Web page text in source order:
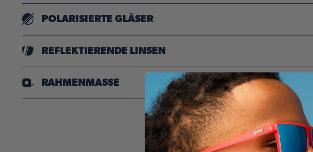
Leichte Rahmen, die auf Langlebigkeit ausgelegt sind
POLARISIERTE GLÄSER
„Reduzierte Blendung, damit Sie immer scharf und klar sehen“
REFLEKTIERENDE LINSEN
Verspiegelte Gläser dämpfen grelles Licht und verbergen deine Augen
RAHMENMASSE